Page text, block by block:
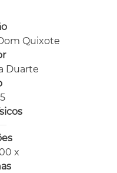
Quixote
Duarte
x